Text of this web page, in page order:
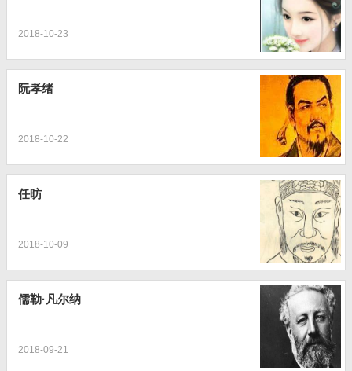
2018-10-23
阮孝绪
2018-10-22
任昉
2018-10-09
儒勒·凡尔纳
2018-09-21